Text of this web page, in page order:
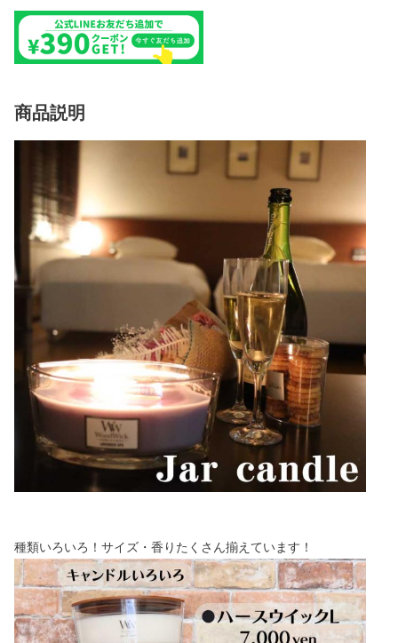
商品説明
種類いろいろ！サイズ・香りたくさん揃えています！